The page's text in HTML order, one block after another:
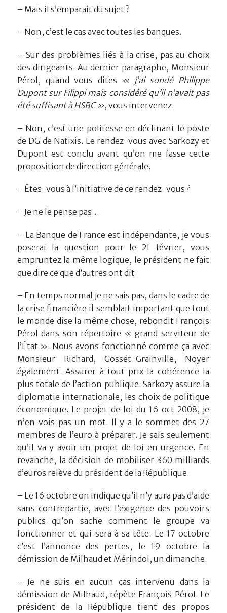
– Mais il s’emparait du sujet ?
– Non, c’est le cas avec toutes les banques.
– Sur des problèmes liés à la crise, pas au choix
des dirigeants. Au dernier paragraphe, Monsieur
Pérol, quand vous dites
« j’ai sondé Philippe
Dupont sur Filippi mais considéré qu’il n’avait pas
été suffisant à HSBC », vous intervenez.
– Non, c’est une politesse en déclinant le poste
de DG de Natixis. Le rendez-vous avec Sarkozy et
Dupont est conclu avant qu’on me fasse cette
proposition de direction générale.
– Êtes-vous à l’initiative de ce rendez-vous ?
– Je ne le pense pas…
– La Banque de France est indépendante, je vous
poserai la question pour le 21 février, vous
empruntez la même logique, le président ne fait
que dire ce que d’autres ont dit.
– En temps normal je ne sais pas, dans le cadre de
la crise financière il semblait important que tout
le monde dise la même chose, rebondit François
Pérol dans son répertoire « grand serviteur de
l’État ». Nous avons fonctionné comme ça avec
Monsieur Richard, Gosset-Grainville, Noyer
également. Assurer à tout prix la cohérence la
plus totale de l’action publique. Sarkozy assure la
diplomatie internationale, les choix de politique
économique. Le projet de loi du 16 oct 2008, je
n’en vois pas un mot. Il y a le sommet des 27
membres de l’euro à préparer. Je sais seulement
qu’il va y avoir un projet de loi en urgence. En
revanche, la décision de mobiliser 360 milliards
d’euros relève du président de la République.
– Le 16 octobre on indique qu’il n’y aura pas d’aide
sans contrepartie, avec l’exigence des pouvoirs
publics qu’on sache comment le groupe va
fonctionner et qui sera à sa tête. Le 17 octobre
c’est l’annonce des pertes, le 19 octobre la
démission de Milhaud et Mérindol, un dimanche.
– Je ne suis en aucun cas intervenu dans la
démission de Milhaud, répète François Pérol. Le
président de la République tient des propos